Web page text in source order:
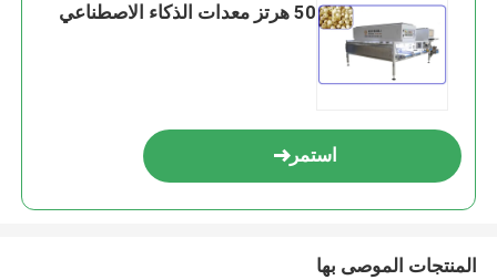
50 هرتز معدات الذكاء الاصطناعي
استمر
المنتجات الموصى بها